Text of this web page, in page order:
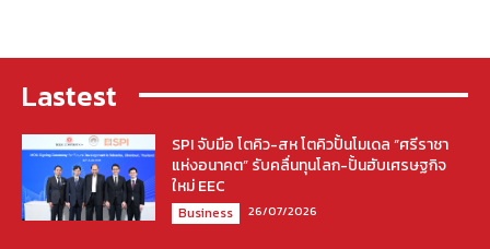
Lastest
SPI จับมือ โตคิว-สห โตคิวปั้นโมเดล “ศรีราชา
แห่งอนาคต” รับคลื่นทุนโลก-ปั้นฮับเศรษฐกิจ
ใหม่ EEC
Business 26/07/2026